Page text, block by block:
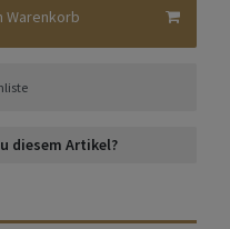
Warenkorb
diesem Artikel?